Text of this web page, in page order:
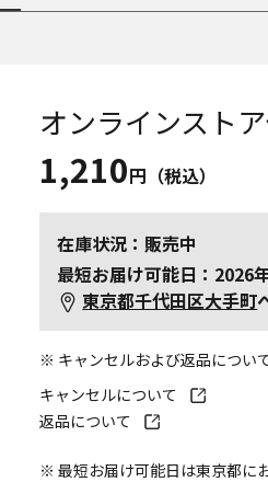
オンラインスト
1,210円（税込）
在庫状況：販売中
最短お届け可能日：2026
東京都千代田区大手町
※ キャンセルおよび返品につい
キャンセルについて
返品について
※ 最短お届け可能日は東京都に